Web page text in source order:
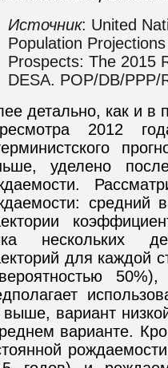
Источник: United
Population
Prospects: The 2015
DESA. POP/DB/PPP/
детально, как и в
2012
уделено
средний
нескольких
для каждой
50%),
выше, вариант
варианте.